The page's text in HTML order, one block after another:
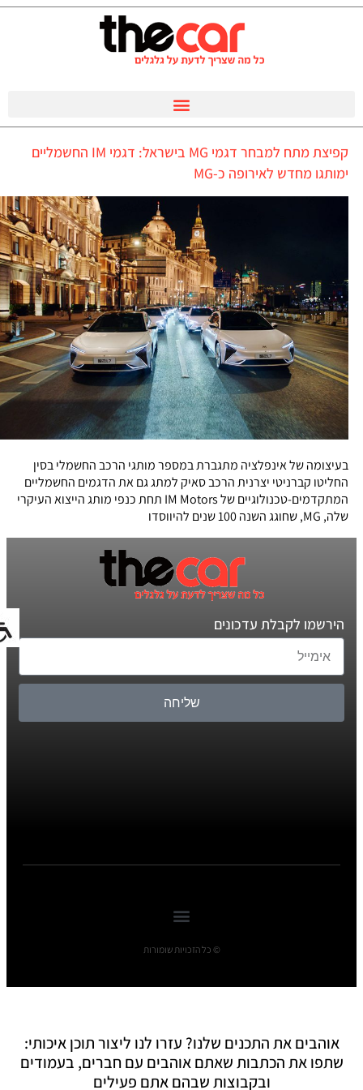
קפיצת מתח למבחר דגמי MG בישראל: דגמי IM החשמליים
ימותגו מחדש לאירופה כ-MG
בעיצומה של אינפלציה מתגברת במספר מותגי הרכב החשמלי בסין
החליטו קברניטי יצרנית הרכב סאיק למתג גם את הדגמים החשמליים
המתקדמים-טכנולוגיים של IM Motors תחת כנפי מותג הייצוא העיקרי
שלה, MG, שחוגג השנה 100 שנים להיווסדו
הירשמו לקבלת עדכונים
שליחה
© כל הזכויות שומורות
אוהבים את התכנים שלנו? עזרו לנו ליצור תוכן איכותי:
שתפו את הכתבות שאתם אוהבים עם חברים, בעמודים
ובקבוצות שבהם אתם פעילים